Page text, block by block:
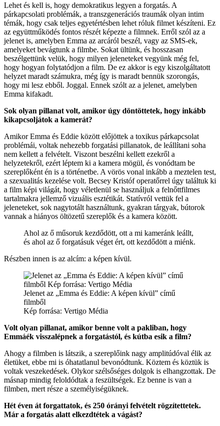
Lehet és kell is, hogy demokratikus legyen a forgatás. A
párkapcsolati problémák, a transzgenerációs traumák olyan intim
témák, hogy csak teljes egyetértésben lehet róluk filmet készíteni. Ez
az együttműködés fontos részét képezte a filmnek. Erről szól az a
jelenet is, amelyben Emma az arcáról beszél, vagy az SMS-ek,
amelyeket bevágtunk a filmbe. Sokat ültünk, és hosszasan
beszélgettünk velük, hogy milyen jeleneteket vegyünk még fel,
hogy hogyan folytatódjon a film. De ez akkor is egy kiszolgáltatott
helyzet maradt számukra, még így is maradt bennük szorongás,
hogy mi lesz ebből. Joggal. Ennek szólt az a jelenet, amelyben
Emma kifakadt.
Sok olyan pillanat volt, amikor úgy döntöttetek, hogy inkább
kikapcsoljátok a kamerát?
Amikor Emma és Eddie között előjöttek a toxikus párkapcsolat
problémái, voltak nehezebb forgatási pillanatok, de leállítani soha
nem kellett a felvételt. Viszont beszélni kellett ezekről a
helyzetekről, ezért léptem ki a kamera mögül, és vonódtam be
szereplőként én is a történetbe. A vörös vonal inkább a meztelen test,
a szexualitás kezelése volt. Becsey Kristóf operatőrrel úgy találtuk ki
a film képi világát, hogy véletlenül se használjuk a felnőttfilmes
tartalmakra jellemző vizuális esztétikát. Statívról vettük fel a
jeleneteket, sok nagytotált használtunk, gyakran tárgyak, bútorok
vannak a hiányos öltözetű szereplők és a kamera között.
Ahol az ő műsoruk kezdődött, ott a mi kameránk leállt,
és ahol az ő forgatásuk véget ért, ott kezdődött a miénk.
Részben innen is az alcím: a képen kívül.
Jelenet az „Emma és Eddie: A képen kívül” című
filmből
Kép forrása: Vertigo Média
Volt olyan pillanat, amikor benne volt a pakliban, hogy
Emmáék visszalépnek a forgatástól, és kútba esik a film?
Ahogy a filmben is látszik, a szereplőink nagy amplitúdóval élik az
életüket, ebbe mi is óhatatlanul bevonódtunk. Köztem és köztük is
voltak veszekedések. Olykor szélsőséges dolgok is elhangzottak. De
másnap mindig feloldódtak a feszültségek. Ez benne is van a
filmben, mert része a személyiségüknek.
Hét éven át forgattatok, és 250 órányi felvételt rögzítettetek.
Már a forgatás alatt elkezdtétek a vágást?